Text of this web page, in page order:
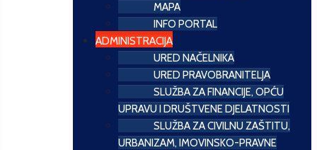
MAPA
INFO PORTAL
ADMINISTRACIJA
URED NAČELNIKA
URED PRAVOBRANITELJA
SLUŽBA ZA FINANCIJE, OPĆU
UPRAVU I DRUŠTVENE DJELATNOSTI
SLUŽBA ZA CIVILNU ZAŠTITU,
URBANIZAM, IMOVINSKO-PRAVNE